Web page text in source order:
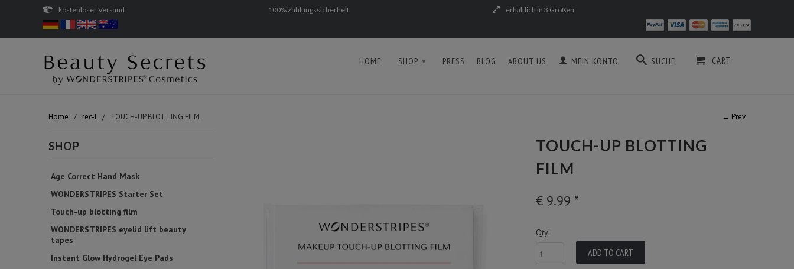
kostenloser Versand 100% Zahlungssicherheit erhältlich in 3 Größen
HOME SHOP ▾ PRESS BLOG ABOUT US MEIN KONTO SUCHE CART
← Prev
Home / rec-l / TOUCH-UP BLOTTING FILM
SHOP
Age Correct Hand Mask
WONDERSTRIPES Starter Set
Touch-up blotting film
WONDERSTRIPES eyelid lift beauty
tapes
Instant Glow Hydrogel Eye Pads
TOUCH-UP BLOTTING
FILM
€ 9.99 *
Qty: